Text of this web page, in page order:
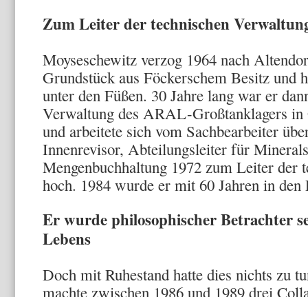
Zum Leiter der technischen
Moyseschewitz verzog 1964 nach
Grundstück aus Föckerschem Besitz und
unter den Füßen. 30 Jahre lang war er
Verwaltung des ARAL-Großtanklagers in
und arbeitete sich vom Sachbearbeiter
Innenrevisor, Abteilungsleiter für
Mengenbuchhaltung 1972 zum Leiter der
hoch. 1984 wurde er mit 60 Jahren in den
Er wurde philosophischer Betrachter
Lebens
Doch mit Ruhestand hatte dies nichts zu
machte zwischen 1986 und 1989 drei